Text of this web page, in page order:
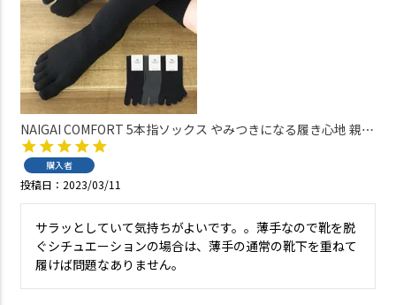
NAIGAI COMFORT 5本指ソックス やみつきになる履き心地 親指
セパレート 綿混 ホールガーメント メンズ 抗菌防臭 クルー丈
【365日最短翌日発送】 02302518
購入者
投稿日 2023/03/11
サラッとしていて気持ちがよいです。。薄手なので靴を脱
ぐシチュエーションの場合は、薄手の通常の靴下を重ねて
履けば問題なありません。